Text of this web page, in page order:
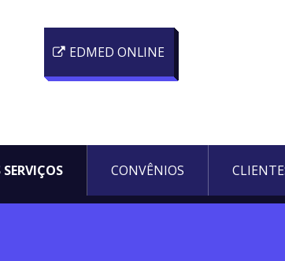
EDMED ONLINE
CONVÊNIOS